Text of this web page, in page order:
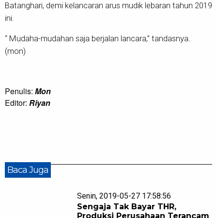
Batanghari, demi kelancaran arus mudik lebaran tahun 2019
ini.
“ Mudaha-mudahan saja berjalan lancara,” tandasnya.
(mon)
Penulis: Mon
Editor: Riyan
Baca Juga
Senin, 2019-05-27 17:58:56
Sengaja Tak Bayar THR,
Produksi Perusahaan Terancam